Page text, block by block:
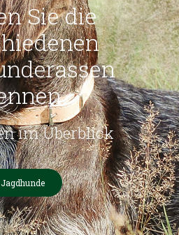
Sie die
im Überblick
Jagdhunde